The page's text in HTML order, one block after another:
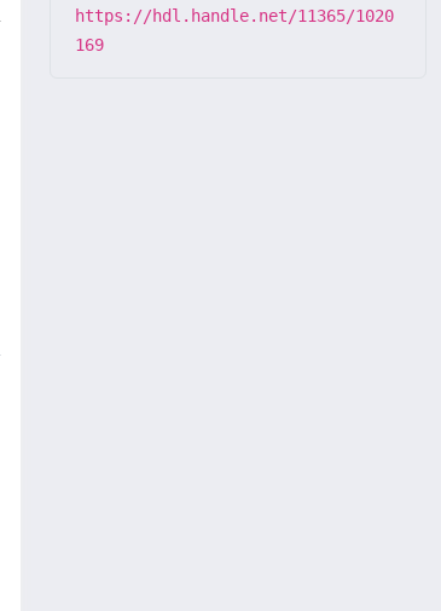
https://hdl.handle.net/11365/1020
169